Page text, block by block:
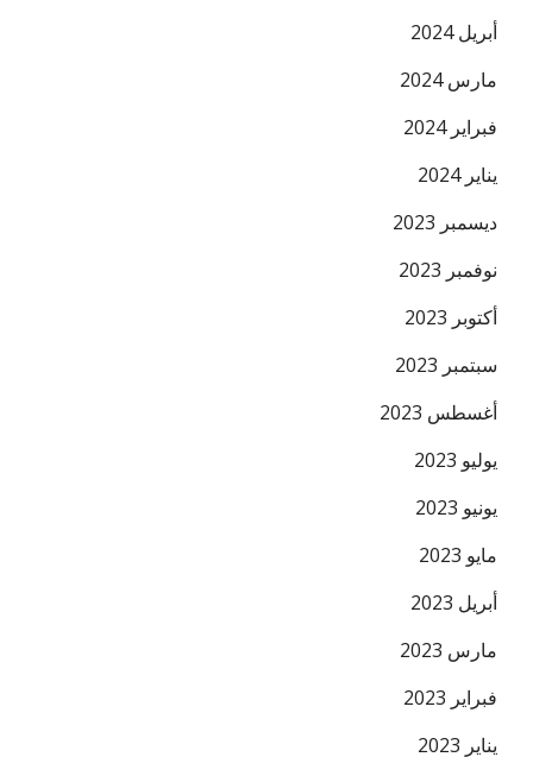
أبريل 2024
مارس 2024
فبراير 2024
يناير 2024
ديسمبر 2023
نوفمبر 2023
أكتوبر 2023
سبتمبر 2023
أغسطس 2023
يوليو 2023
يونيو 2023
مايو 2023
أبريل 2023
مارس 2023
فبراير 2023
يناير 2023